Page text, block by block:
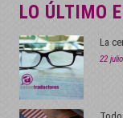
LO ÚLTIMO
La
22